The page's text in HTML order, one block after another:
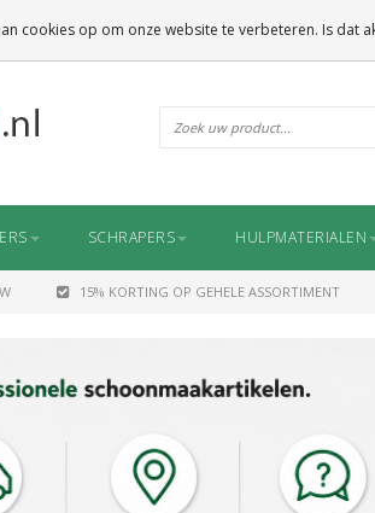
SCHRAPERS HULPMATERIALEN
15% KORTING OP GEHELE ASSORTIMENT
cookies op om onze website te verbeteren. Is dat